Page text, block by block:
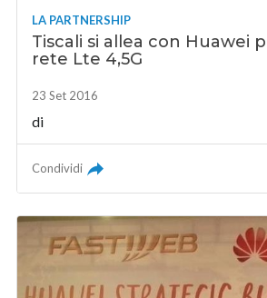
LA PARTNERSHIP
Tiscali si allea con Huawei
rete Lte 4,5G
23 Set 2016
di
Condividi